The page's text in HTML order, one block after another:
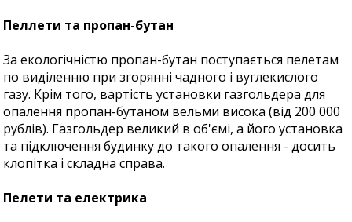
Пеллети та пропан-бутан
За екологічністю пропан-бутан поступається пелетам
по виділенню при згорянні чадного і вуглекислого
газу. Крім того, вартість установки газгольдера для
опалення пропан-бутаном вельми висока (від 200 000
рублів). Газгольдер великий в об'ємі, а його установка
та підключення будинку до такого опалення - досить
клопітка і складна справа.
Пелети та електрика